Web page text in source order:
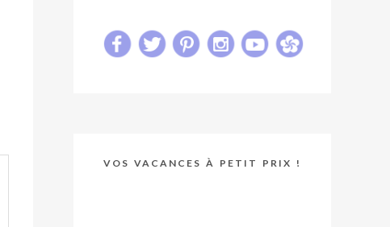
VOS VACANCES À PETIT PRIX !